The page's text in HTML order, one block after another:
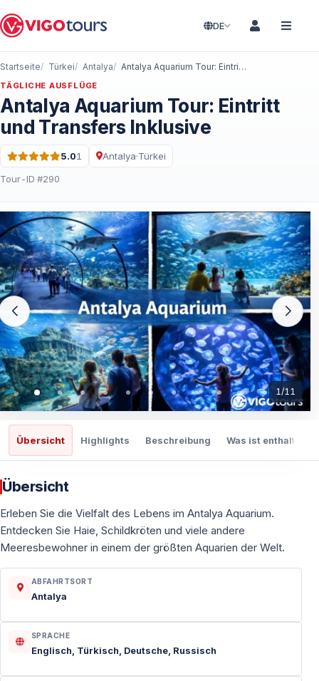
DE
Startseite Türkei Antalya Antalya Aquarium Tour: Eintritt und Transfers Inklusive
TÄGLICHE AUSFLÜGE
Antalya Aquarium Tour: Eintritt
und Transfers Inklusive
Bewertung: 5.0 von 5 · 1 Bewertungen
5.01 Antalya·Türkei
Tour-ID #290
1/11
Übersicht Highlights Beschreibung Was ist enthalten
Übersicht
Erleben Sie die Vielfalt des Lebens im Antalya Aquarium.
Entdecken Sie Haie, Schildkröten und viele andere
Meeresbewohner in einem der größten Aquarien der Welt.
ABFAHRTSORT
Antalya
SPRACHE
Englisch, Türkisch, Deutsche, Russisch